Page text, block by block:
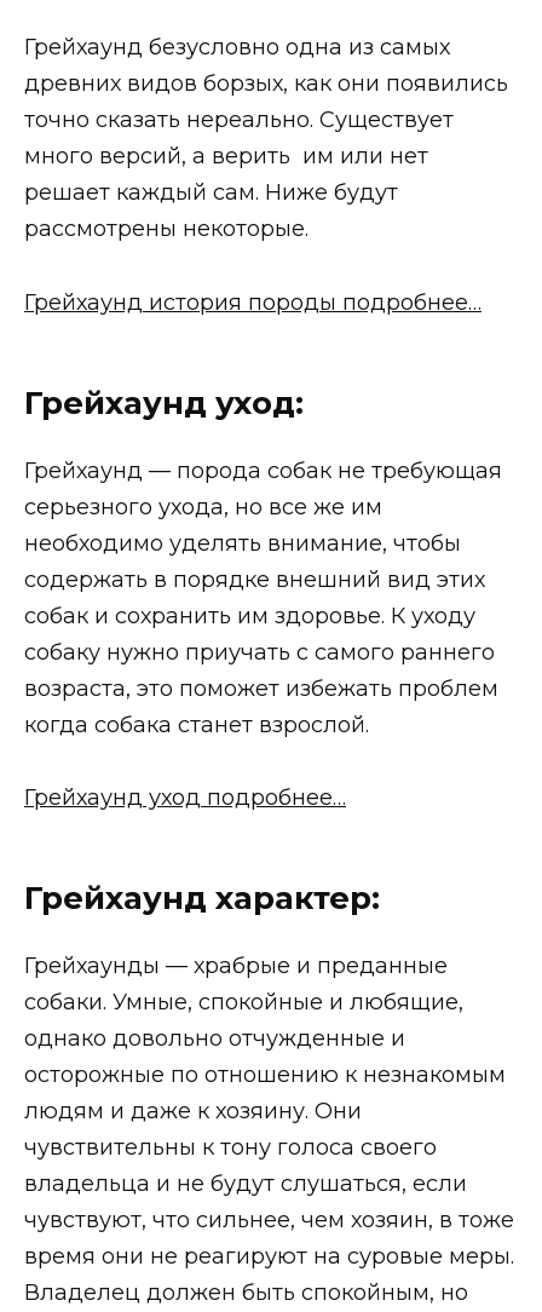
Грейхаунд безусловно одна из самых
древних видов борзых, как они появились
точно сказать нереально. Существует
много версий, а верить им или нет
решает каждый сам. Ниже будут
рассмотрены некоторые.
Грейхаунд история породы подробнее…
Грейхаунд уход:
Грейхаунд — порода собак не требующая
серьезного ухода, но все же им
необходимо уделять внимание, чтобы
содержать в порядке внешний вид этих
собак и сохранить им здоровье. К уходу
собаку нужно приучать с самого раннего
возраста, это поможет избежать проблем
когда собака станет взрослой.
Грейхаунд уход подробнее…
Грейхаунд характер:
Грейхаунды — храбрые и преданные
собаки. Умные, спокойные и любящие,
однако довольно отчужденные и
осторожные по отношению к незнакомым
людям и даже к хозяину. Они
чувствительны к тону голоса своего
владельца и не будут слушаться, если
чувствуют, что сильнее, чем хозяин, в тоже
время они не реагируют на суровые меры.
Владелец должен быть спокойным, но